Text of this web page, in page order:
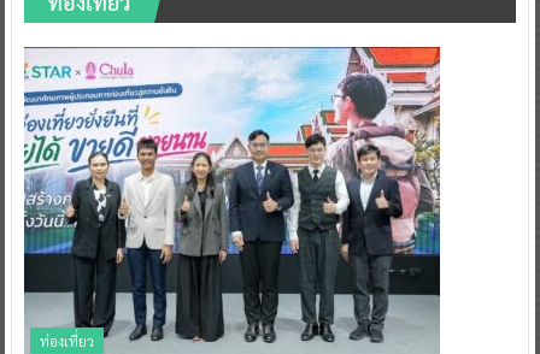
ท่องเที่ยว